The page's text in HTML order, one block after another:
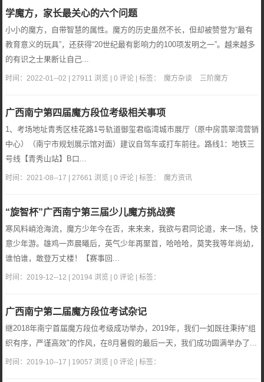
学魔方，家长最关心的六个问题
小小的魔方，自带智慧的属性。魔方的历史虽然不长，但却被赞誉为“最有
教育意义的玩具”，还获得“20世纪最有影响力的100项发明之一”。越来越多
的有识之士果断让自己...
时间：2022-01--02 | 27911 浏览 | 0 评论 | 标签： 魔方杂谈 三阶魔方
广西南宁第四届魔方段位考级相关事项
1、考场地址青秀区桂花路1号轨道御玺君临湾城市展厅（原中房翡翠湾营销
中心）（南宁市规划展示馆对面）建议自驾车或打车前往。路线1：地铁三
号线【青秀山站】B口...
时间：2021-08--17 | 27661 浏览 | 0 评论 | 标签： 魔方资讯
“旋智杯”广西南宁第三届少儿魔方挑战赛
寒风料峭沧海流，魔方少年今在否，来来来，我欲与君同论道，来一场，快
意少年游。雄鸡一声晨曦后，英气少年再聚首，哈哈哈，莫笑我等年尚幼，
谁怕谁，敢登万丈楼！【赛事回...
时间：2019-12--12 | 20194 浏览 | 0 评论 | 标签：
广西南宁第二届魔方段位考试杂记
继2018年南宁首届魔方段位考级成功举办，2019年，我们一如既往秉持"组
织有序，严谨高效"的作风，在8月暑假的最后一天，我们成功圆满举办了...
时间：2019-10--17 | 19057 浏览 | 0 评论 | 标签：